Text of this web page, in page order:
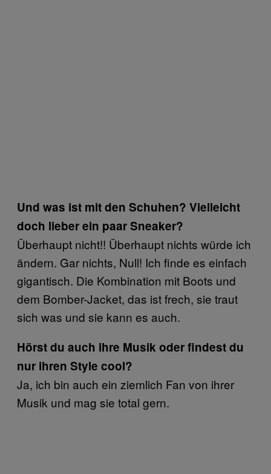
Und was ist mit den Schuhen? Vielleicht
doch lieber ein paar Sneaker?
Überhaupt nicht!! Überhaupt nichts würde ich
ändern. Gar nichts, Null! Ich finde es einfach
gigantisch. Die Kombination mit Boots und
dem Bomber-Jacket, das ist frech, sie traut
sich was und sie kann es auch.
Hörst du auch ihre Musik oder findest du
nur ihren Style cool?
Ja, ich bin auch ein ziemlich Fan von ihrer
Musik und mag sie total gern.